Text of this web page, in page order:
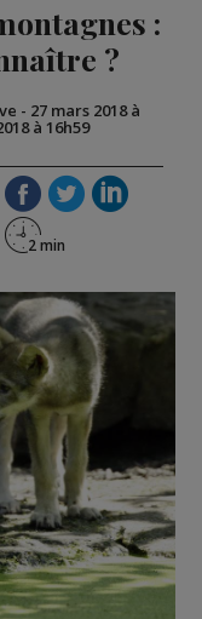
:
?
- 27 mars 2018 à
à 16h59